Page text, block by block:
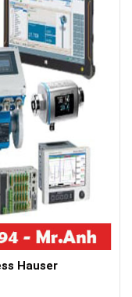
Hauser